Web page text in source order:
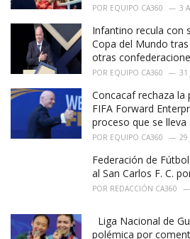
POR EQUIPO CA360 3
Infantino recula con
Copa del Mundo
otras
POR EQUIPO CA360 31
Concacaf rechaza
FIFA Forward
proceso que se lleva
POR EQUIPO CA360 29
Federación de
al San Carlos F. C.
POR REDACCIÓN CA360
Liga Nacional de
polémica por